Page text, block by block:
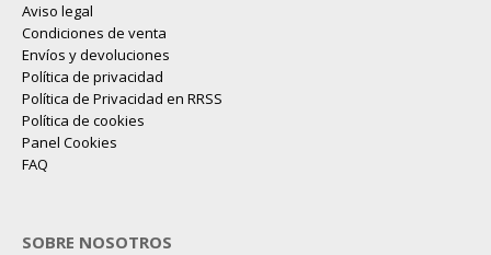
Aviso legal
Condiciones de venta
Envíos y devoluciones
Política de privacidad
Política de Privacidad en RRSS
Política de cookies
Panel Cookies
FAQ
SOBRE NOSOTROS